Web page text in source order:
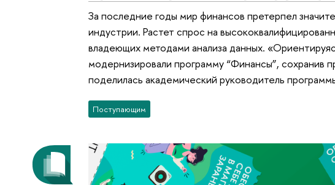
За последние годы мир финансов претерпел
индустрии. Растет спрос на
владеющих методами анализа данных.
модернизировали программу “Финансы”, сохранив
поделилась академический руководитель
Поступающим